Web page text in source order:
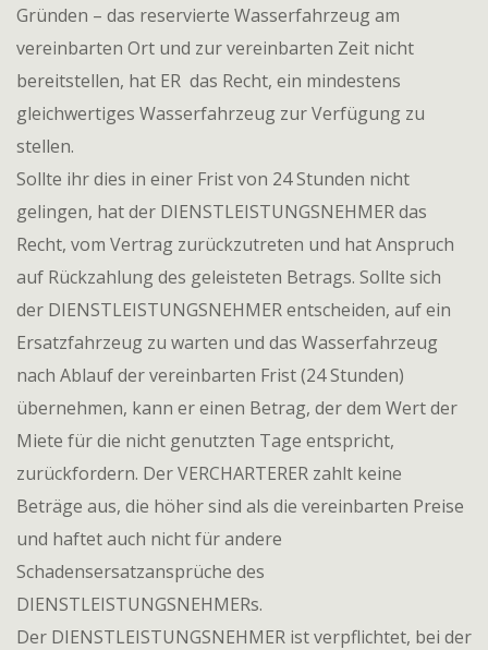
Gründen – das reservierte Wasserfahrzeug am
vereinbarten Ort und zur vereinbarten Zeit nicht
bereitstellen, hat ER das Recht, ein mindestens
gleichwertiges Wasserfahrzeug zur Verfügung zu
stellen.
Sollte ihr dies in einer Frist von 24 Stunden nicht
gelingen, hat der DIENSTLEISTUNGSNEHMER das
Recht, vom Vertrag zurückzutreten und hat Anspruch
auf Rückzahlung des geleisteten Betrags. Sollte sich
der DIENSTLEISTUNGSNEHMER entscheiden, auf ein
Ersatzfahrzeug zu warten und das Wasserfahrzeug
nach Ablauf der vereinbarten Frist (24 Stunden)
übernehmen, kann er einen Betrag, der dem Wert der
Miete für die nicht genutzten Tage entspricht,
zurückfordern. Der VERCHARTERER zahlt keine
Beträge aus, die höher sind als die vereinbarten Preise
und haftet auch nicht für andere
Schadensersatzansprüche des
DIENSTLEISTUNGSNEHMERs.
Der DIENSTLEISTUNGSNEHMER ist verpflichtet, bei der